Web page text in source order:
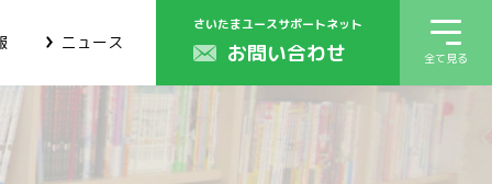
ニュース
さいたまユースサポートネット
お問い合わせ 全て見る